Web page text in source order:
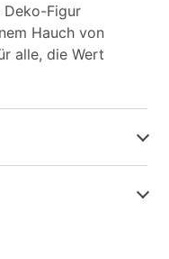
Deko-Figur
Hauch von
alle, die Wert